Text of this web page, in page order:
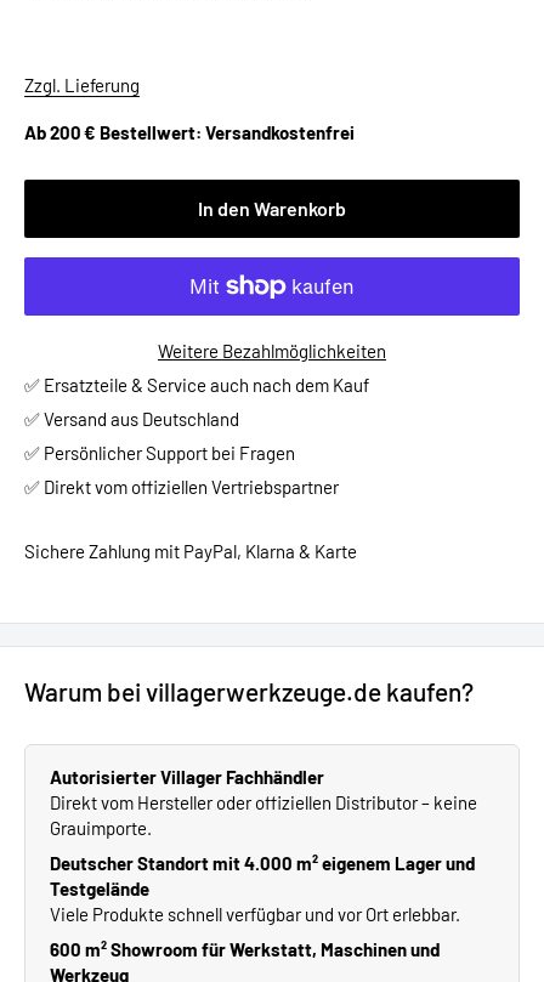
Zzgl. Lieferung
Ab 200 € Bestellwert: Versandkostenfrei
In den Warenkorb
Weitere Bezahlmöglichkeiten
✅ Ersatzteile & Service auch nach dem Kauf
✅ Versand aus Deutschland
✅ Persönlicher Support bei Fragen
✅ Direkt vom offiziellen Vertriebspartner
Sichere Zahlung mit PayPal, Klarna & Karte
Warum bei villagerwerkzeuge.de kaufen?
Autorisierter Villager Fachhändler
Direkt vom Hersteller oder offiziellen Distributor – keine
Grauimporte.
Deutscher Standort mit 4.000 m² eigenem Lager und
Testgelände
Viele Produkte schnell verfügbar und vor Ort erlebbar.
600 m² Showroom für Werkstatt, Maschinen und
Werkzeug